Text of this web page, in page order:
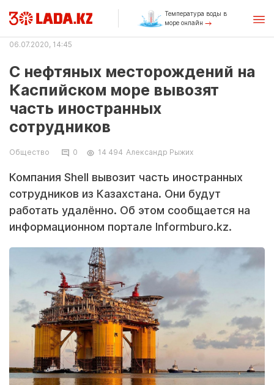
Температура воды в
море онлайн
06.07.2020, 14:45
С нефтяных месторождений на
Каспийском море вывозят
часть иностранных
сотрудников
Общество 0 14 494 Александр Рыжих
Компания Shell вывозит часть иностранных
сотрудников из Казахстана. Они будут
работать удалённо. Об этом сообщается на
информационном портале Informburo.kz.